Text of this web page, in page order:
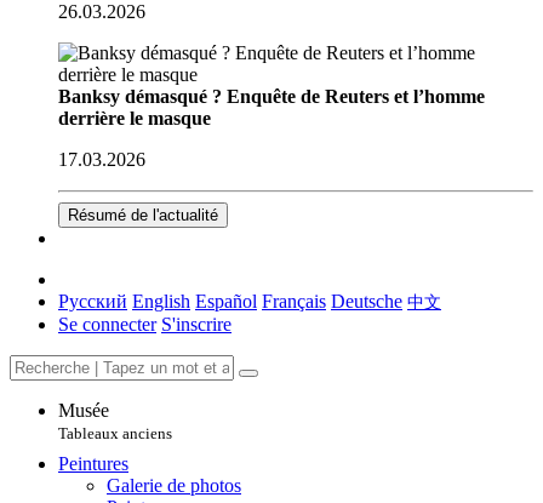
26.03.2026
Banksy démasqué ? Enquête de Reuters et l’homme
derrière le masque
17.03.2026
Résumé de l'actualité
Русский English Español Français Deutsche 中文
Se connecter S'inscrire
Musée
Tableaux anciens
Peintures
Galerie de photos